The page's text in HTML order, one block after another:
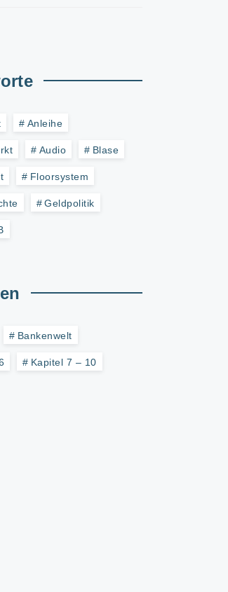
Anleihe
Audio Blase
Floorsystem
Geldpolitik
Bankenwelt
Kapitel 7 – 10